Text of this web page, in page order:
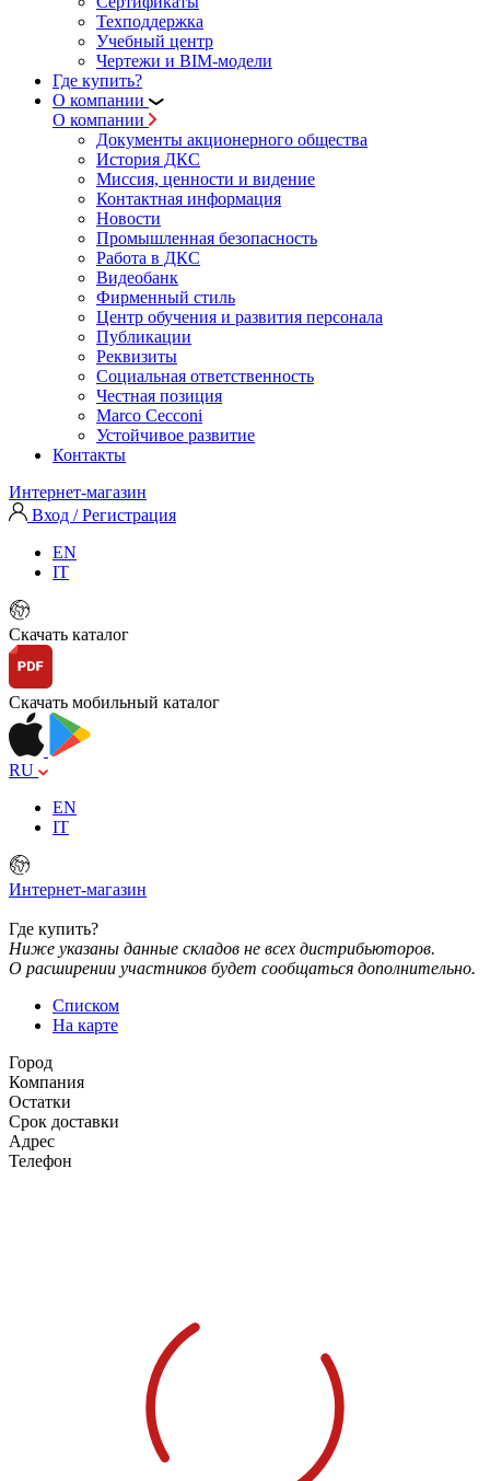
Техподдержка
Учебный центр
Чертежи и BIM-модели
Где купить?
О компании
О компании
Документы акционерного общества
История ДКС
Миссия, ценности и видение
Контактная информация
Новости
Промышленная безопасность
Работа в ДКС
Видеобанк
Фирменный стиль
Центр обучения и развития персонала
Публикации
Реквизиты
Социальная ответственность
Честная позиция
Marco Cecconi
Устойчивое развитие
Контакты
Интернет-магазин
Вход / Регистрация
EN
IT
Скачать каталог
Скачать мобильный каталог
RU
EN
IT
Интернет-магазин
Где купить?
Ниже указаны данные складов не всех дистрибьюторов.
О расширении участников будет сообщаться дополнительно.
Списком
На карте
Город
Компания
Остатки
Срок доставки
Адрес
Телефон